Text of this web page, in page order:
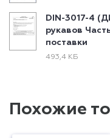
DIN-3017-4
рукавов
поставки
493,4 КБ
Похожие